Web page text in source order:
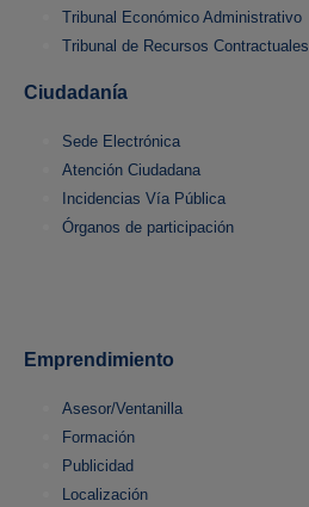
Tribunal Económico Administrativo
Tribunal de Recursos Contractuales
Ciudadanía
Sede Electrónica
Atención Ciudadana
Incidencias Vía Pública
Órganos de participación
Emprendimiento
Asesor/Ventanilla
Formación
Publicidad
Localización